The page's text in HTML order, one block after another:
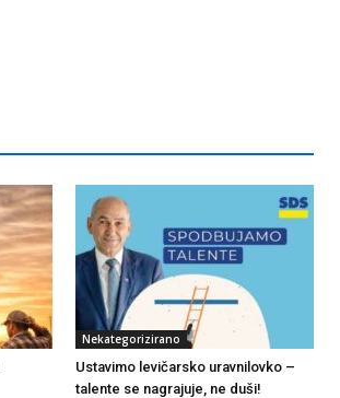
Nekategorizirano
Ustavimo levičarsko uravnilovko –
talente se nagrajuje, ne duši!